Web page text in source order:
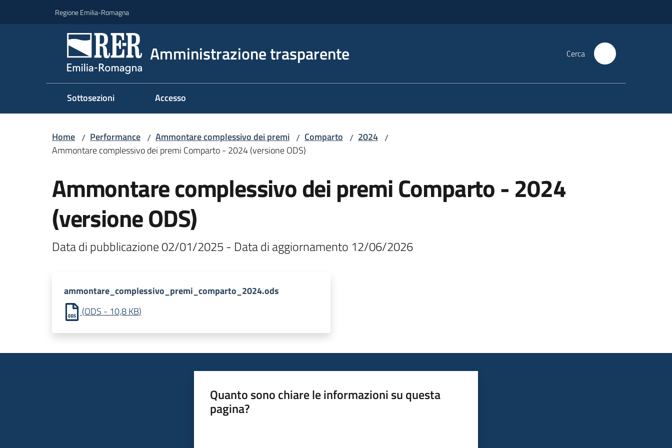
Regione Emilia-Romagna
Amministrazione trasparente Cerca
Sottosezioni Accesso
Home / Performance / Ammontare complessivo dei premi / Comparto / 2024 /
Ammontare complessivo dei premi Comparto - 2024 (versione ODS)
Ammontare complessivo dei premi Comparto - 2024
(versione ODS)
Data di pubblicazione 02/01/2025 - Data di aggiornamento 12/06/2026
ammontare_complessivo_premi_comparto_2024.ods
(ODS - 10,8 KB)
Quanto sono chiare le informazioni su questa
pagina?